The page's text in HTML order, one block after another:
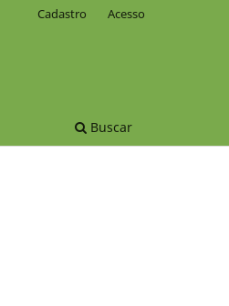
Buscar
Cadastro Acesso